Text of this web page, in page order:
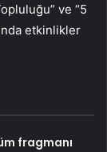
ve “5
etkinlikler
fragmanı